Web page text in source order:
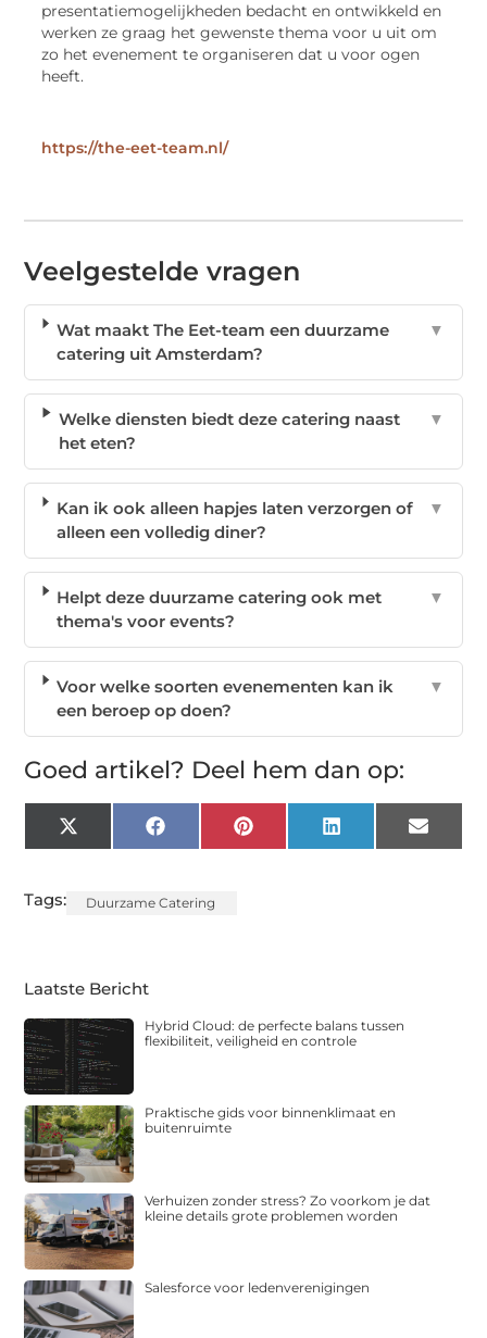
presentatiemogelijkheden bedacht en ontwikkeld en
werken ze graag het gewenste thema voor u uit om
zo het evenement te organiseren dat u voor ogen
heeft.
https://the-eet-team.nl/
Veelgestelde vragen
Wat maakt The Eet-team een duurzame
catering uit Amsterdam?
▼
Welke diensten biedt deze catering naast
het eten?
▼
Kan ik ook alleen hapjes laten verzorgen of
alleen een volledig diner?
▼
Helpt deze duurzame catering ook met
thema's voor events?
▼
Voor welke soorten evenementen kan ik
een beroep op doen?
▼
Goed artikel? Deel hem dan op:
X
(Twitter)
FacebookPinterest LinkedIn Email
Tags: Duurzame Catering
Laatste Bericht
Hybrid Cloud: de perfecte balans tussen
flexibiliteit, veiligheid en controle
Praktische gids voor binnenklimaat en
buitenruimte
Verhuizen zonder stress? Zo voorkom je dat
kleine details grote problemen worden
Salesforce voor ledenverenigingen